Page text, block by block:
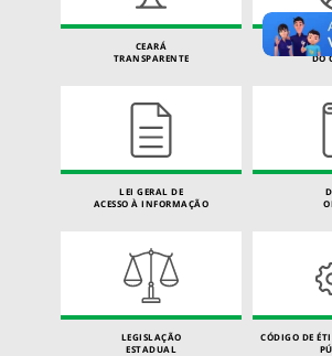
CEARÁ
TRANSPARENTE
CARTA
DO
LEI GERAL DE
ACESSO À INFORMAÇÃO
LEGISLAÇÃO
ESTADUAL
CÓDIGO DE